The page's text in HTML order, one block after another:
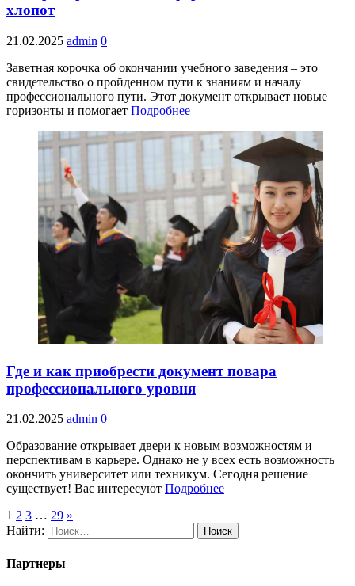
хлопот
21.02.2025 admin 0
Заветная корочка об окончании учебного заведения – это
свидетельство о пройденном пути к знаниям и началу
профессионального пути. Этот документ открывает новые
горизонты и помогает Подробнее
Где и как приобрести документ повара
профессионального уровня
21.02.2025 admin 0
Образование открывает двери к новым возможностям и
перспективам в карьере. Однако не у всех есть возможность
окончить университет или техникум. Сегодня решение
существует! Вас интересуют Подробнее
1 2 3 … 29 »
Найти:
Партнеры